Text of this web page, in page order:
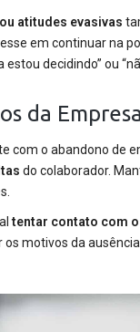
atitudes evasivas
em continuar na
estou decidindo” ou
da Empresa
com o abandono de
do colaborador.
tentar contato com
os motivos da